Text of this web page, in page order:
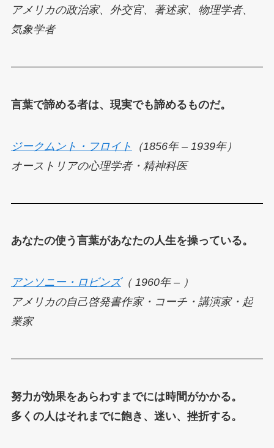
アメリカの政治家、外交官、著述家、物理学者、
気象学者
言葉で諦める者は、現実でも諦めるものだ。
ジークムント・フロイト
（1856年 – 1939年）
オーストリアの心理学者・精神科医
あなたの使う言葉があなたの人生を操っている。
アンソニー・ロビンズ（ 1960年 – ）
アメリカの自己啓発書作家・コーチ・講演家・起
業家
努力が効果をあらわすまでには時間がかかる。
多くの人はそれまでに飽き、迷い、挫折する。